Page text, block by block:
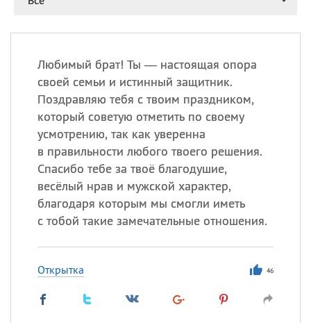
Любимый брат! Ты — настоящая опора
своей семьи и истинный защитник.
Поздравляю тебя с твоим праздником,
который советую отметить по своему
усмотрению, так как уверенна
в правильности любого твоего решения.
Спасибо тебе за твоё благодушие,
весёлый нрав и мужской характер,
благодаря которым мы смогли иметь
с тобой такие замечательные отношения.
Открытка 46
07.08 День ассирийских
07.08 Национальный день
маяка
07.08 Годовщина битвы при
Бояка
ИМЕНА
Сегодня празднуют именины
Анатолий , Афанасий,
,Еще